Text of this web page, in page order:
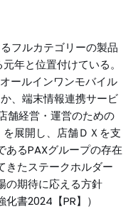
フルカテゴリーの製品
年と位置付けている。
ールインワンモバイル
、端末情報連携サービ
舗経営・運営のための
展開し、店舗ＤＸを支
るPAXグループの存在
きたステークホルダー
の期待に応える方針
書2024【PR】）